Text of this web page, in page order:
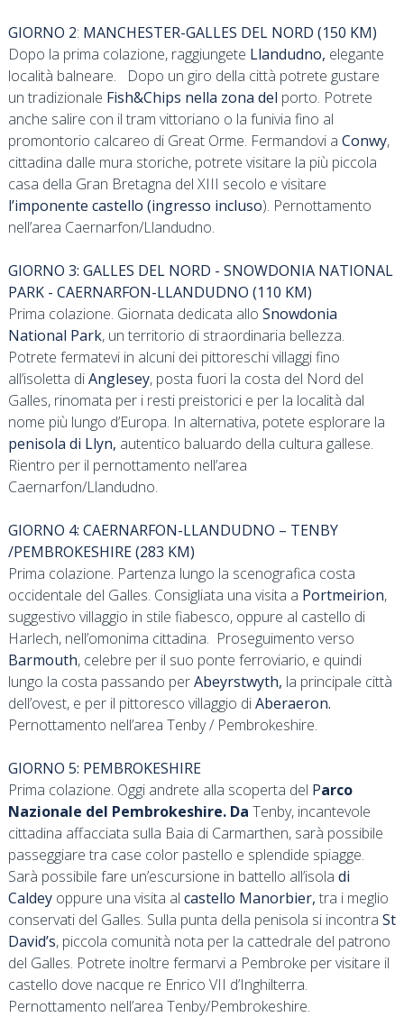
GIORNO 2: MANCHESTER-GALLES DEL NORD (150 KM)
Dopo la prima colazione, raggiungete Llandudno, elegante
località balneare. Dopo un giro della città potrete gustare
un tradizionale Fish&Chips nella zona del porto. Potrete
anche salire con il tram vittoriano o la funivia fino al
promontorio calcareo di Great Orme. Fermandovi a Conwy,
cittadina dalle mura storiche, potrete visitare la più piccola
casa della Gran Bretagna del XIII secolo e visitare
l’imponente castello (ingresso incluso). Pernottamento
nell’area Caernarfon/Llandudno.
GIORNO 3: GALLES DEL NORD - SNOWDONIA NATIONAL
PARK - CAERNARFON-LLANDUDNO (110 KM)
Prima colazione. Giornata dedicata allo Snowdonia
National Park, un territorio di straordinaria bellezza.
Potrete fermatevi in alcuni dei pittoreschi villaggi fino
all’isoletta diAnglesey, posta fuori la costa del Nord del
Galles, rinomata per i resti preistorici e per la località dal
nome più lungo d’Europa. In alternativa, potete esplorare la
penisola di Llyn, autentico baluardo della cultura gallese.
Rientro per il pernottamento nell’area
Caernarfon/Llandudno.
GIORNO 4: CAERNARFON-LLANDUDNO – TENBY
/PEMBROKESHIRE (283 KM)
Prima colazione. Partenza lungo la scenografica costa
occidentale del Galles. Consigliata una visita a Portmeirion,
suggestivo villaggio in stile fiabesco, oppure al castello di
Harlech, nell’omonima cittadina. Proseguimento verso
Barmouth, celebre per il suo ponte ferroviario, e quindi
lungo la costa passando perAbeyrstwyth, la principale città
dell’ovest, e per il pittoresco villaggio diAberaeron.
Pernottamento nell’area Tenby / Pembrokeshire.
GIORNO 5: PEMBROKESHIRE
Prima colazione. Oggi andrete alla scoperta del Parco
Nazionale del Pembrokeshire. Da Tenby, incantevole
cittadina affacciata sulla Baia di Carmarthen, sarà possibile
passeggiare tra case color pastello e splendide spiagge.
Sarà possibile fare un’escursione in battello all’isola di
Caldeyoppure una visita al castello Manorbier, tra i meglio
conservati del Galles. Sulla punta della penisola si incontra St
David’s, piccola comunità nota per la cattedrale del patrono
del Galles. Potrete inoltre fermarvi a Pembroke per visitare il
castello dove nacque re Enrico VII d’Inghilterra.
Pernottamento nell’area Tenby/Pembrokeshire.